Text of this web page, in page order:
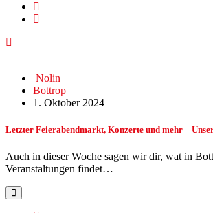
Nolin
Bottrop
1. Oktober 2024
Letzter Feierabendmarkt, Konzerte und mehr –
Auch in dieser Woche sagen wir dir, wat in
Veranstaltungen findet…